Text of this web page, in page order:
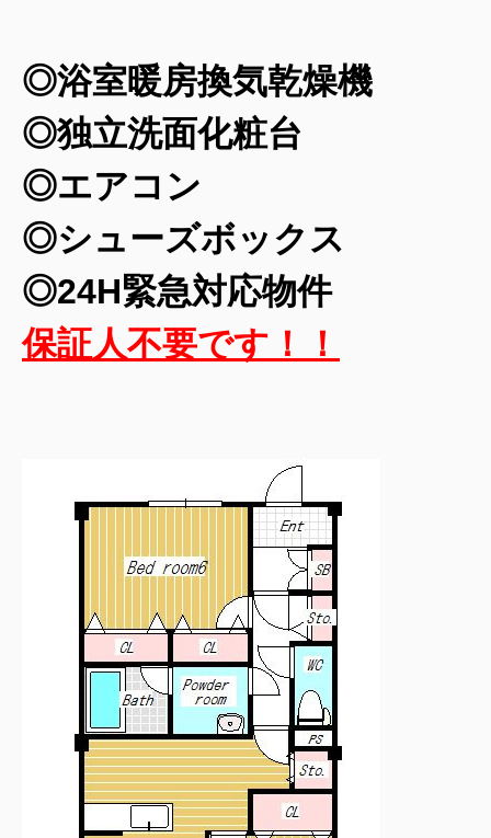
◎浴室暖房換気乾燥機
◎独立洗面化粧台
◎エアコン
◎シューズボックス
◎24H緊急対応物件
保証人不要です！！